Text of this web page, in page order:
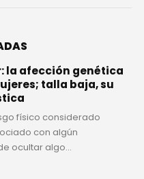
la afección genética
talla baja, su
físico considerado
con algún
ocultar algo...